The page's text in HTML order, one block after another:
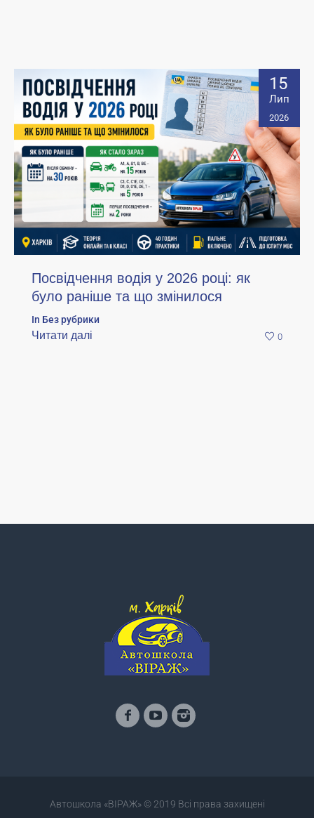
15
Лип
2026
Посвідчення водія у 2026 році: як
було раніше та що змінилося
In Без рубрики
Читати далі 0
Автошкола «ВІРАЖ» © 2019 Всі права захищені